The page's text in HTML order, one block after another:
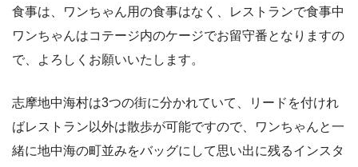
食事は、ワンちゃん用の食事はなく、レストランで食事中
ワンちゃんはコテージ内のケージでお留守番となりますの
で、よろしくお願いいたします。
志摩地中海村は3つの街に分かれていて、リードを付けれ
ばレストラン以外は散歩が可能ですので、ワンちゃんと一
緒に地中海の町並みをバッグにして思い出に残るインスタ